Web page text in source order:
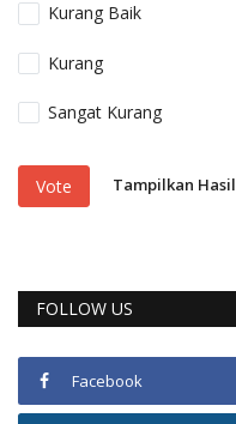
Kurang Baik
Kurang
Sangat Kurang
Vote Tampilkan Hasil
FOLLOW US
Facebook